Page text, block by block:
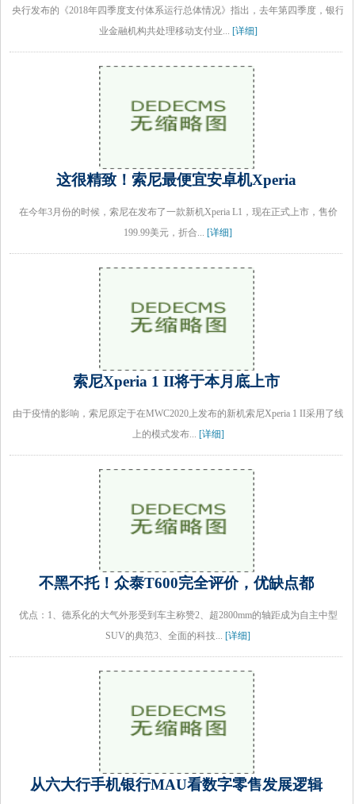
央行发布的《2018年四季度支付体系运行总体情况》指出，去年第四季度，银行
业金融机构共处理移动支付业... [详细]
这很精致！索尼最便宜安卓机Xperia
在今年3月份的时候，索尼在发布了一款新机Xperia L1，现在正式上市，售价
199.99美元，折合... [详细]
索尼Xperia 1 II将于本月底上市
由于疫情的影响，索尼原定于在MWC2020上发布的新机索尼Xperia 1 II采用了线
上的模式发布... [详细]
不黑不托！众泰T600完全评价，优缺点都
优点：1、德系化的大气外形受到车主称赞2、超2800mm的轴距成为自主中型
SUV的典范3、全面的科技... [详细]
从六大行手机银行MAU看数字零售发展逻辑